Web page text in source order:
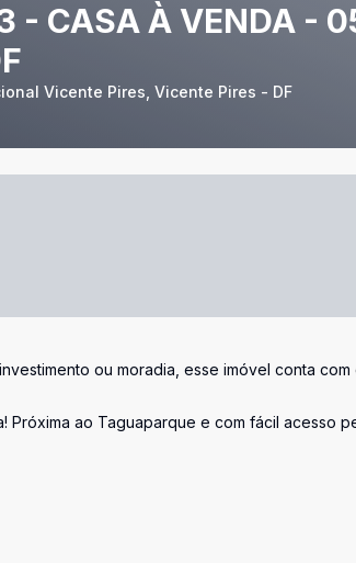
- CASA À VENDA -
Vicente Pires, Vicente Pires - DF
ou moradia, esse imóvel conta
Próxima ao Taguaparque e com fácil acesso